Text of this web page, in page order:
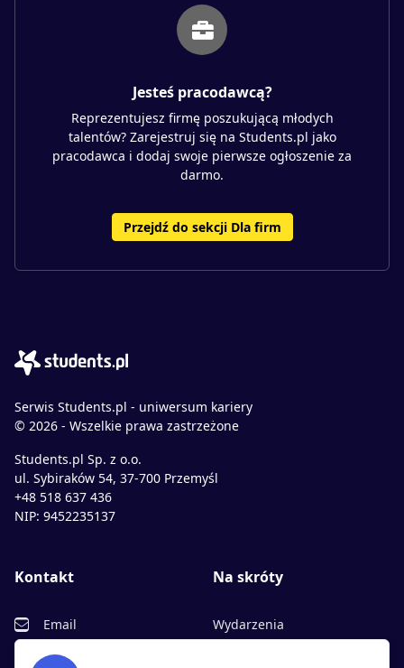
Jesteś pracodawcą?
Reprezentujesz firmę poszukującą młodych
talentów? Zarejestruj się na Students.pl jako
pracodawca i dodaj swoje pierwsze ogłoszenie za
darmo.
Przejdź do sekcji Dla firm
Serwis Students.pl - uniwersum kariery
© 2026 - Wszelkie prawa zastrzeżone
Students.pl Sp. z o.o.
ul. Sybiraków 54, 37-700 Przemyśl
+48 518 637 436
NIP: 9452235137
Kontakt
Email
Facebook
Na skróty
Wydarzenia